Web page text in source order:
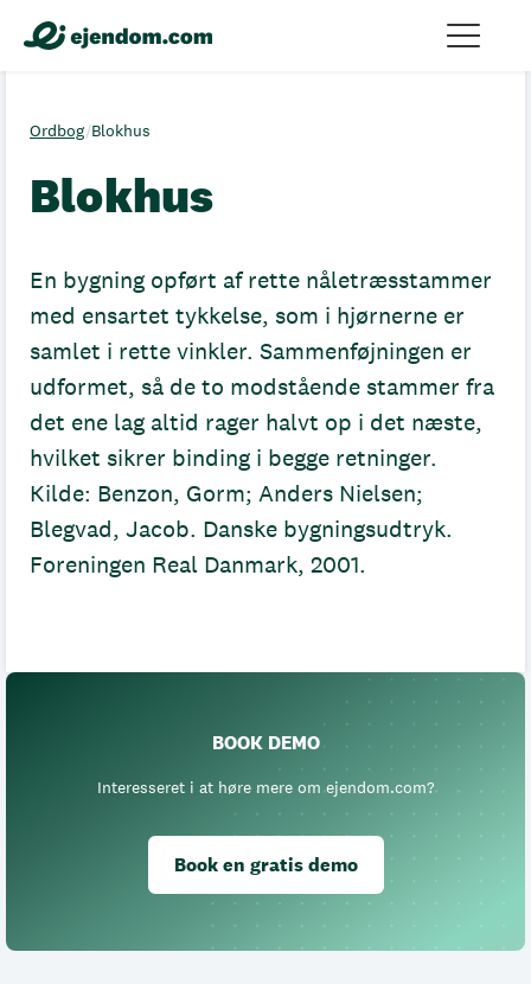
Ordbog/Blokhus
Blokhus
En bygning opført af rette nåletræsstammer
med ensartet tykkelse, som i hjørnerne er
samlet i rette vinkler. Sammenføjningen er
udformet, så de to modstående stammer fra
det ene lag altid rager halvt op i det næste,
hvilket sikrer binding i begge retninger.
Kilde: Benzon, Gorm; Anders Nielsen;
Blegvad, Jacob. Danske bygningsudtryk.
Foreningen Real Danmark, 2001.
BOOK DEMO
Interesseret i at høre mere om ejendom.com?
Book en gratis demo